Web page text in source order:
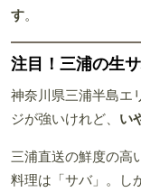
す。
注目！三浦の生
神奈川県三浦半島エ
ジが強いけれど、 い
三浦直送の鮮度の高
料理は「サバ」。し